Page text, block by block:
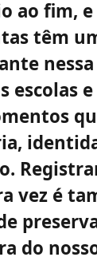
ao fim, e
têm
escolas
vez é
do